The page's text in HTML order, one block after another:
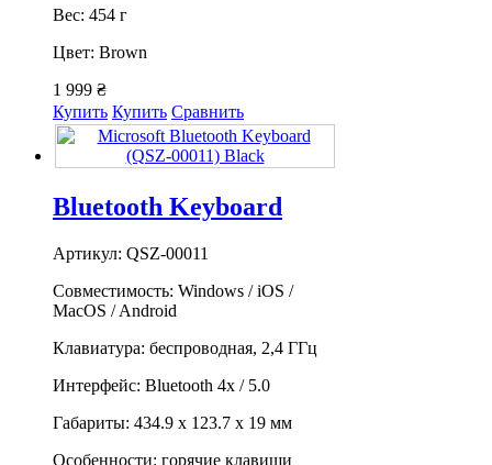
Вес: 454 г
Цвет: Brown
1 999 ₴
Купить Купить Сравнить
Bluetooth Keyboard
Артикул: QSZ-00011
Совместимость: Windows / iOS /
MacOS / Android
Клавиатура: беспроводная, 2,4 ГГц
Интерфейс: Bluetooth 4x / 5.0
Габариты: 434.9 x 123.7 x 19 мм
Особенности: горячие клавиши